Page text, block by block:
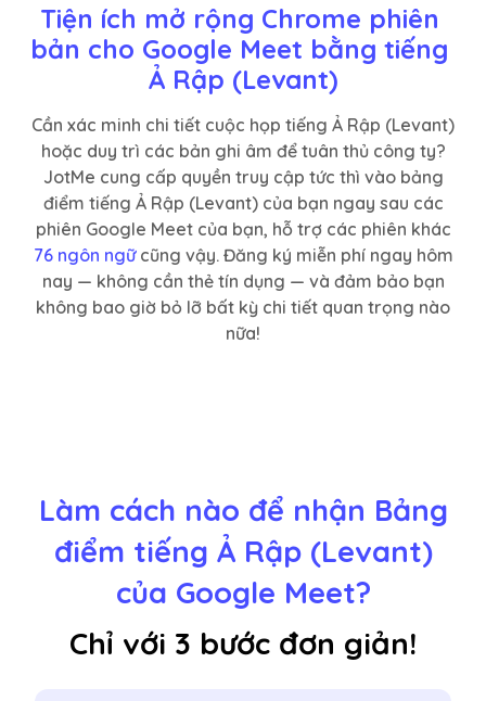
Tiện ích mở rộng Chrome phiên
bản cho Google Meet bằng tiếng
Ả Rập (Levant)
Cần xác minh chi tiết cuộc họp tiếng Ả Rập (Levant)
hoặc duy trì các bản ghi âm để tuân thủ công ty?
JotMe cung cấp quyền truy cập tức thì vào bảng
điểm tiếng Ả Rập (Levant) của bạn ngay sau các
phiên Google Meet của bạn, hỗ trợ các phiên khác
76 ngôn ngữcũng vậy. Đăng ký miễn phí ngay hôm
nay — không cần thẻ tín dụng — và đảm bảo bạn
không bao giờ bỏ lỡ bất kỳ chi tiết quan trọng nào
nữa!
Làm cách nào để nhận Bảng
điểm tiếng Ả Rập (Levant)
của Google Meet?
Chỉ với 3 bước đơn giản!